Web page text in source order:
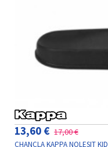
13,60 € 17,00 €
CHANCLA KAPPA NOLESIT KID